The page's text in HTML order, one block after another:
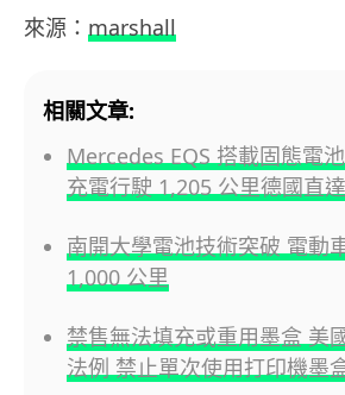
來源： marshall
相關文章:
Mercedes EQS 搭載固態電
充電行駛 1,205 公里德國直
南開大學電池技術突破 電動
1,000 公里
禁售無法填充或重用墨盒 美
法例 禁止單次使用打印機墨